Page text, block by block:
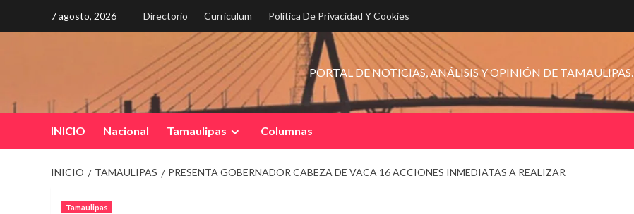
7 agosto, 2026 Directorio Curriculum Política De Privacidad Y Cookies
PORTAL DE NOTICIAS, ANÁLISIS Y OPINIÓN DE TAMAULIPAS.
INICIO Nacional Tamaulipas Columnas
INICIO TAMAULIPAS PRESENTA GOBERNADOR CABEZA DE VACA 16 ACCIONES INMEDIATAS A REALIZAR
Tamaulipas